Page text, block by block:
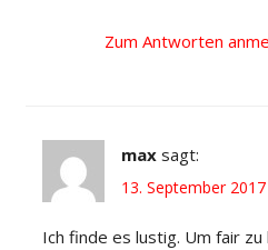
Zum Antworten
max sagt:
13. September
Ich finde es lustig. Um fair